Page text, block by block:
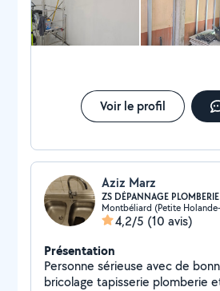
Voir le profil
Aziz Marz
ZS DÉPANNAGE PLOMBERIE
Montbéliard (Petite
4,2/5 (10 avis)
Présentation
Personne sérieuse avec de
bricolage tapisserie plomberie